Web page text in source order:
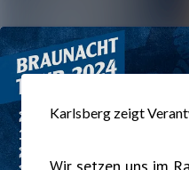
Karlsberg zeigt